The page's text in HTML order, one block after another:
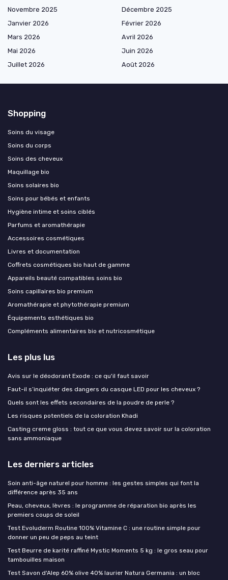
Novembre 2025
Décembre 2025
Janvier 2026
Février 2026
Mars 2026
Avril 2026
Mai 2026
Juin 2026
Juillet 2026
Août 2026
Shopping
Soins du visage
Soins du corps
Soins des cheveux
Maquillage bio
Soins solaires bio
Soins pour bébés et enfants
Hygiène intime et soins ciblés
Parfums et aromathérapie
Accessoires cosmétiques
Livres et documentation
Coffrets cosmétiques bio haut de gamme
Appareils beauté compatibles soins bio
Soins capillaires bio premium
Aromathérapie et phytothérapie premium
Équipements esthétiques bio
Compléments alimentaires bio et nutricosmétique
Les plus lus
Avis sur le déodorant Exode : ce qu'il faut savoir
Faut-il s’inquiéter des dangers du casque LED pour les cheveux ?
Quels sont les effets secondaires de la poudre de perle ?
Les risques potentiels de la coloration Khadi
Casting creme gloss : tout ce que vous devez savoir sur la coloration
sans ammoniaque
Les derniers articles
Soin anti-âge naturel pour homme : les gestes simples qui font la
différence après 35 ans
Peau, cheveux, lèvres : le programme de réparation bio après les
premiers coups de soleil
Test Evoluderm Routine 100% Vitamine C : une routine simple pour
donner un peu de peps au teint
Test Beurre de karité raffiné Mystic Moments 5 kg : le gros seau pour
tambouilles maison
Test Savon d'Alep 60% olive 40% laurier Natura Germania : un bloc